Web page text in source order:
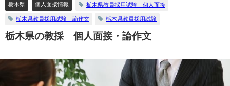
栃木県 個人面接情報 栃木県教員採用試験 個人面接
栃木県教員採用試験 論作文 栃木県教員採用試験
栃木県の教採 個人面接・論作文